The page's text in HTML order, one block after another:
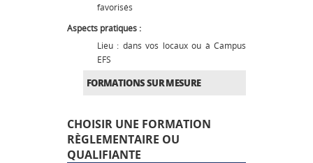
favorisés
Aspects pratiques :
Lieu : dans vos locaux ou à Campus
EFS
FORMATIONS SUR MESURE
CHOISIR UNE FORMATION
RÈGLEMENTAIRE OU
QUALIFIANTE